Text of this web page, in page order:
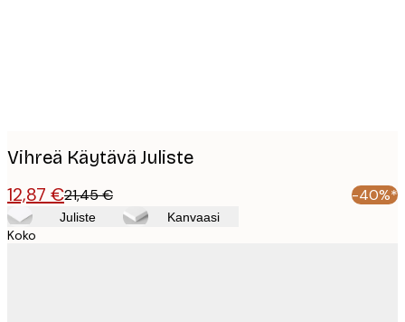
Vihreä Käytävä Juliste
12,87 €21,45 € -40%*
Juliste Kanvaasi
Koko